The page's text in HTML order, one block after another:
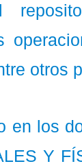
otros
en los
Y